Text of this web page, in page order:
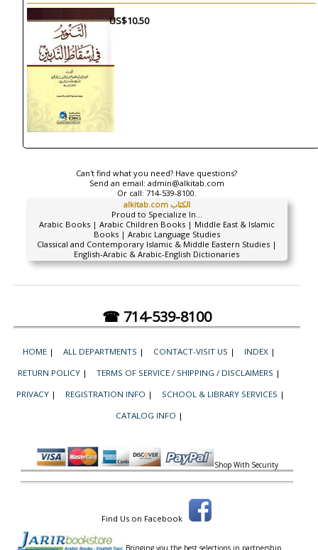
US$10.50
Can't find what you need? Have questions?
Send an email: admin@alkitab.com
Or call: 714-539-8100.
alkitab.com الكتاب
Proud to Specialize In...
Arabic Books | Arabic Children Books | Middle East & Islamic
Books | Arabic Language Studies
Classical and Contemporary Islamic & Middle Eastern Studies |
English-Arabic & Arabic-English Dictionaries
☎ 714-539-8100
HOME | ALL DEPARTMENTS | CONTACT-VISIT US | INDEX |
RETURN POLICY | TERMS OF SERVICE / SHIPPING / DISCLAIMERS |
PRIVACY | REGISTRATION INFO | SCHOOL & LIBRARY SERVICES |
CATALOG INFO |
Shop With Security
Find Us on Facebook
Bringing you the best selections in partnership